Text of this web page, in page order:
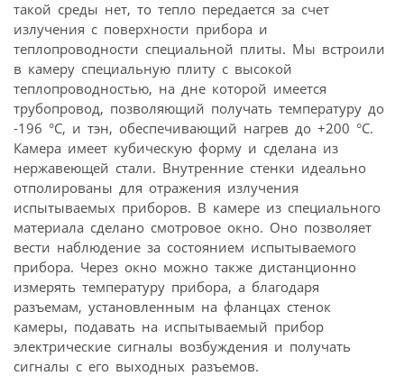
такой среды нет, то тепло передается за счет
излучения с поверхности прибора и
теплопроводности специальной плиты. Мы встроили
в камеру специальную плиту с высокой
теплопроводностью, на дне которой имеется
трубопровод, позволяющий получать температуру до
-196 °С, и тэн, обеспечивающий нагрев до +200 °С.
Камера имеет кубическую форму и сделана из
нержавеющей стали. Внутренние стенки идеально
отполированы для отражения излучения
испытываемых приборов. В камере из специального
материала сделано смотровое окно. Оно позволяет
вести наблюдение за состоянием испытываемого
прибора. Через окно можно также дистанционно
измерять температуру прибора, а благодаря
разъемам, установленным на фланцах стенок
камеры, подавать на испытываемый прибор
электрические сигналы возбуждения и получать
сигналы с его выходных разъемов.